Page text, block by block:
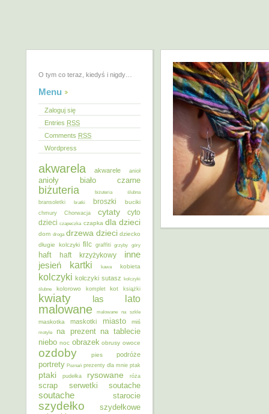
O tym co teraz, kiedyś i nigdy…
Menu
Zaloguj się
Entries RSS
Comments RSS
Wordpress
akwarela akwarele anioł
anioły biało czarne
biżuteria
biżuteria ślubna
bransoletki
bratki broszki buciki
chmury Chorwacja cytaty
cyto
dzieci czapeczka czapka dla dzieci
dom droga drzewa dzieci dziecko
długie kolczyki filc graffiti grzyby góry
haft haft krzyżykowy inne
jesień kartki kawa kobieta
kolczyki kolczyki sutasz kolczyki
ślubne
kolorowo komplet kot książki
kwiaty las lato
malowane malowane na szkle
maskotka maskotki miasto miś
motyle na prezent na tablecie
niebo noc obrazek obrusy owoce
ozdoby pies podróże
portrety Poznań prezenty dla mnie ptak
ptaki pudełka rysowane róża
scrap serwetki soutache
soutache starocie
szydełko
szydełkowe